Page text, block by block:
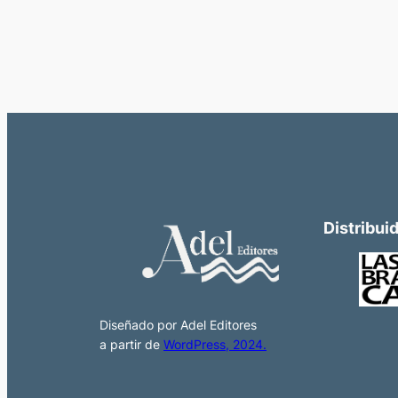
Diseñado por Adel Editores
a partir de WordPress, 2024.